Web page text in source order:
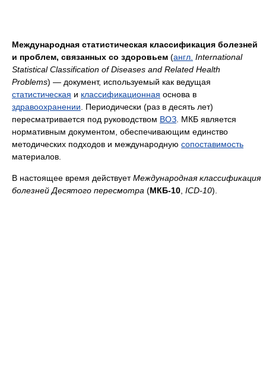
Международная статистическая классификация болезней
и проблем, связанных со здоровьем (англ. International
Statistical Classification of Diseases and Related Health
Problems) — документ, используемый как ведущая
статистическая и классификационная основа в
здравоохранении . Периодически (раз в десять лет)
пересматривается под руководством ВОЗ . МКБ является
нормативным документом, обеспечивающим единство
методических подходов и международную сопоставимость
материалов.
В настоящее время действуетМеждународная классификация
болезней Десятого пересмотра (МКБ-10 ICD-10).